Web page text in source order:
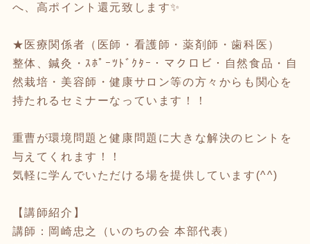
へ、高ポイント還元致します✨
★医療関係者（医師・看護師・薬剤師・歯科医）
整体、鍼灸・ｽﾎﾟｰﾂﾄﾞｸﾀｰ・マクロビ・自然食品・自
然栽培・美容師・健康サロン等の方々からも関心を
持たれるセミナーなっています！！
重曹が環境問題と健康問題に大きな解決のヒントを
与えてくれます！！
気軽に学んでいただける場を提供しています(^^)
【講師紹介】
講師：岡崎忠之（いのちの会 本部代表）